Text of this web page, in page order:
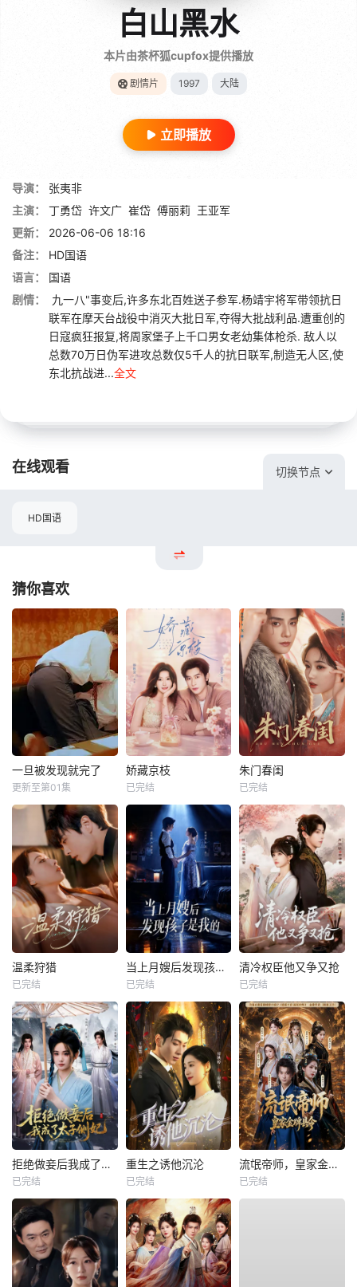
白山黑水
本片由茶杯狐cupfox提供播放
剧情片 1997 大陆
立即播放
导演：
张夷非
主演：
丁勇岱 许文广 崔岱 傅丽莉 王亚军
更新：
2026-06-06 18:16
备注：
HD国语
语言：
国语
剧情：
九一八"事变后,许多东北百姓送子参军.杨靖宇将军带领抗日
联军在摩天台战役中消灭大批日军,夺得大批战利品.遭重创的
日寇疯狂报复,将周家堡子上千口男女老幼集体枪杀. 敌人以
总数70万日伪军进攻总数仅5千人的抗日联军,制造无人区,使
东北抗战进...全文
在线观看 切换节点
HD国语
猜你喜欢
一旦被发现就完了
更新至第01集
娇藏京枝
已完结
朱门春闺
已完结
温柔狩猎
已完结
当上月嫂后发现孩子是我的
已完结
清冷权臣他又争又抢
已完结
拒绝做妾后我成了太子侧妃
已完结
重生之诱他沉沦
已完结
流氓帝师，皇家金牌县令
已完结